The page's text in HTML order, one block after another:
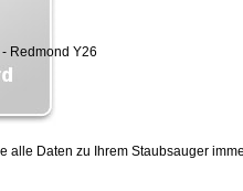
alle Daten zu Ihrem Staubsauger